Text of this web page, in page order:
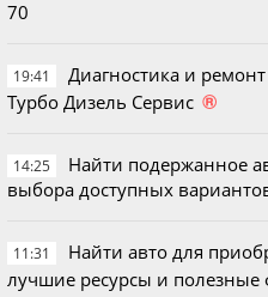
70
19:41
Диагностика и ремонт
Турбо Дизель Сервис ®
14:25
Найти подержанное
выбора доступных
11:31
Найти авто для
лучшие ресурсы и